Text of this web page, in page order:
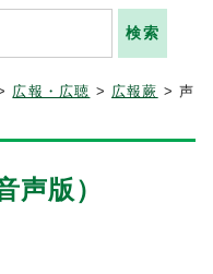
広報・広聴 > 広報蕨 > 声
声版）